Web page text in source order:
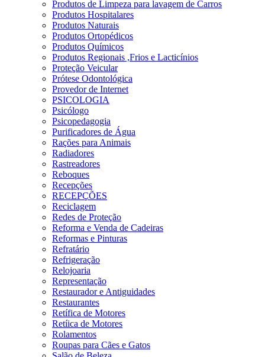
Produtos de Limpeza para lavagem de Carros
Produtos Hospitalares
Produtos Naturais
Produtos Ortopédicos
Produtos Químicos
Produtos Regionais ,Frios e Lacticínios
Proteção Veicular
Prótese Odontológica
Provedor de Internet
PSICOLOGIA
Psicólogo
Psicopedagogia
Purificadores de Água
Rações para Animais
Radiadores
Rastreadores
Reboques
Recepções
RECEPÇÕES
Reciclagem
Redes de Proteção
Reforma e Venda de Cadeiras
Reformas e Pinturas
Refratário
Refrigeração
Relojoaria
Representação
Restaurador e Antiguidades
Restaurantes
Retífica de Motores
Retíica de Motores
Rolamentos
Roupas para Cães e Gatos